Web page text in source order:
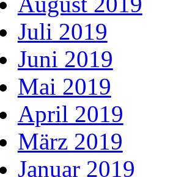
Juli 2019
Juni 2019
Mai 2019
April 2019
März 2019
Januar 2019